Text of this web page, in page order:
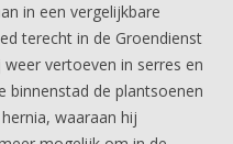
in een vergelijkbare
terecht in de Groendienst
vertoeven in serres en
binnenstad de plantsoenen
waaraan hij